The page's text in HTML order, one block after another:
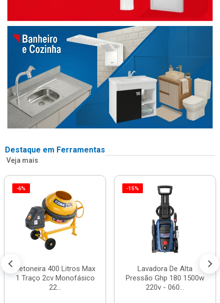
Destaque em Ferramentas
Veja mais
-6%
Betoneira 400 Litros Max
1 Traço 2cv Monofásico
22...
-15%
Lavadora De Alta
Pressão Ghp 180 1500w
220v - 060...